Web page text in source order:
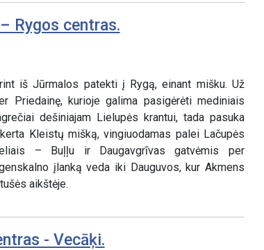
Rygos centras.
iš Jūrmalos patekti į Rygą, einant mišku. Už
Priedainę, kurioje galima pasigėrėti mediniais
dešiniajam Lielupės krantui, tada pasuka
Kleistų mišką, vingiuodamas palei Lačupės
– Buļļu ir Daugavgrīvas gatvėmis per
įlanką veda iki Dauguvos, kur Akmens
aikštėje.
- Vecāķi.